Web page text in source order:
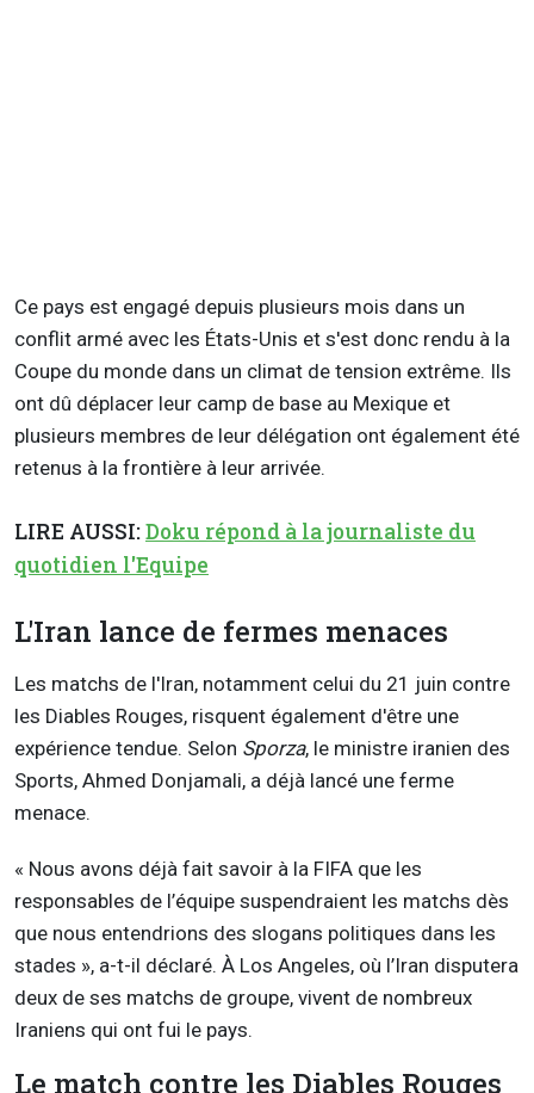
Ce pays est engagé depuis plusieurs mois dans un
conflit armé avec les États-Unis et s'est donc rendu à la
Coupe du monde dans un climat de tension extrême. Ils
ont dû déplacer leur camp de base au Mexique et
plusieurs membres de leur délégation ont également été
retenus à la frontière à leur arrivée.
LIRE AUSSI:Doku répond à la journaliste du
quotidien l'Equipe
L'Iran lance de fermes menaces
Les matchs de l'Iran, notamment celui du 21 juin contre
les Diables Rouges, risquent également d'être une
expérience tendue. Selon Sporza, le ministre iranien des
Sports, Ahmed Donjamali, a déjà lancé une ferme
menace.
« Nous avons déjà fait savoir à la FIFA que les
responsables de l’équipe suspendraient les matchs dès
que nous entendrions des slogans politiques dans les
stades », a-t-il déclaré. À Los Angeles, où l’Iran disputera
deux de ses matchs de groupe, vivent de nombreux
Iraniens qui ont fui le pays.
Le match contre les Diables Rouges